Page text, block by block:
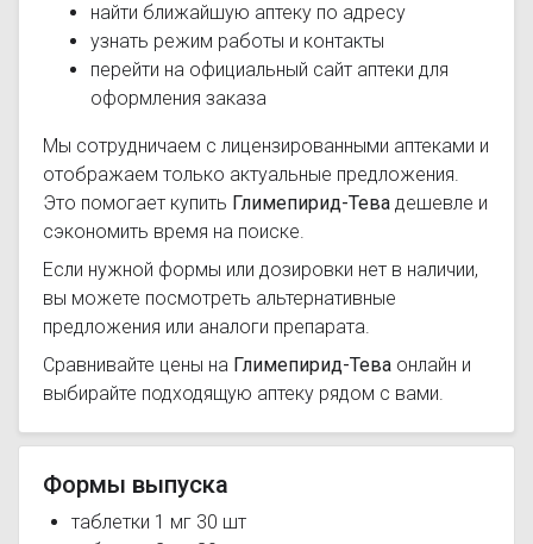
найти ближайшую аптеку по адресу
узнать режим работы и контакты
перейти на официальный сайт аптеки для
оформления заказа
Мы сотрудничаем с лицензированными аптеками и
отображаем только актуальные предложения.
Это помогает купить Глимепирид-Тева дешевле и
сэкономить время на поиске.
Если нужной формы или дозировки нет в наличии,
вы можете посмотреть альтернативные
предложения или аналоги препарата.
Сравнивайте цены на Глимепирид-Тева онлайн и
выбирайте подходящую аптеку рядом с вами.
Формы выпуска
таблетки 1 мг 30 шт